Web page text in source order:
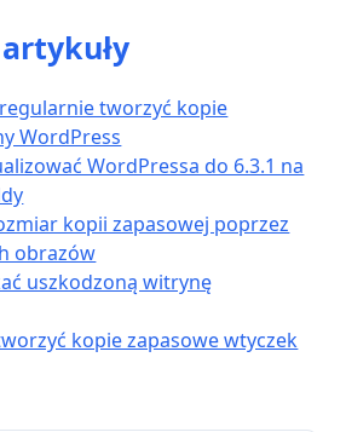
tworzyć kopie
WordPress
WordPressa do 6.3.1 na
kopii zapasowej poprzez
obrazów
uszkodzoną witrynę
kopie zapasowe wtyczek